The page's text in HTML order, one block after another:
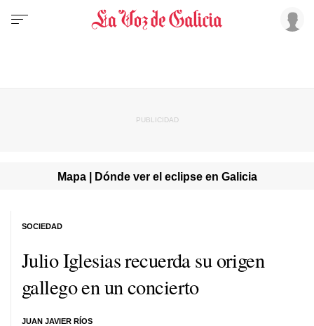
Mapa | Dónde ver el eclipse en Galicia
Julio Iglesias recuerda su origen
gallego en un concierto
JUAN JAVIER RÍOS
SOCIEDAD